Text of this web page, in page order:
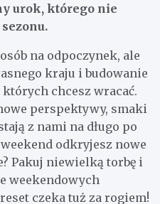
urok, którego nie
na odpoczynek, ale
kraju i budowanie
chcesz wracać.
perspektywy, smaki
z nami na długo po
odkryjesz nowe
Pakuj niewielką torbę i
weekendowych
czeka tuż za rogiem!